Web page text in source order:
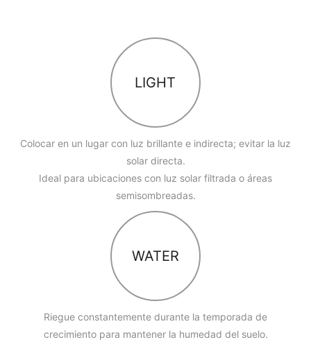
LIGHT
Colocar en un lugar con luz brillante e indirecta; evitar la luz
solar directa.
Ideal para ubicaciones con luz solar filtrada o áreas
semisombreadas.
WATER
Riegue constantemente durante la temporada de
crecimiento para mantener la humedad del suelo.